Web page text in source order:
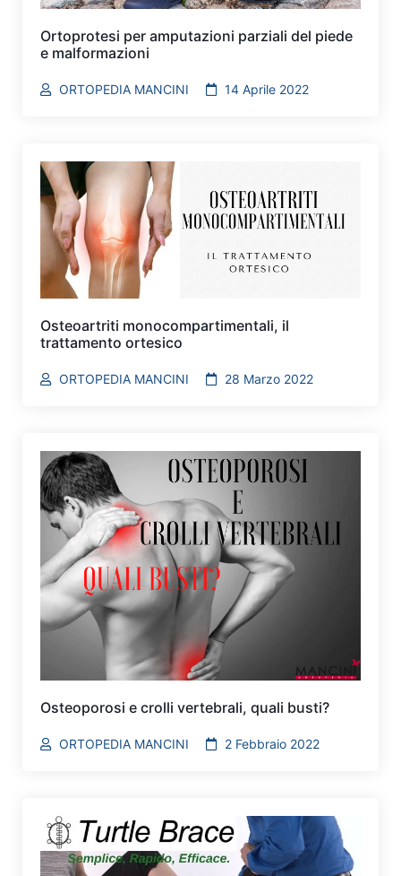
Ortoprotesi per amputazioni parziali del piede
e malformazioni
ORTOPEDIA MANCINI 14 Aprile 2022
Osteoartriti monocompartimentali, il
trattamento ortesico
ORTOPEDIA MANCINI 28 Marzo 2022
Osteoporosi e crolli vertebrali, quali busti?
ORTOPEDIA MANCINI 2 Febbraio 2022